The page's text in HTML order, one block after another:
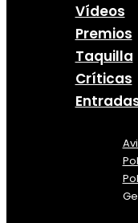
Vídeos
Premios
Taquilla
Críticas